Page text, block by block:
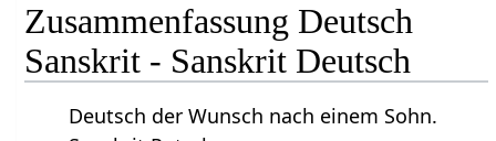
Zusammenfassung Deutsch
Sanskrit - Sanskrit Deutsch
Deutsch der Wunsch nach einem Sohn.